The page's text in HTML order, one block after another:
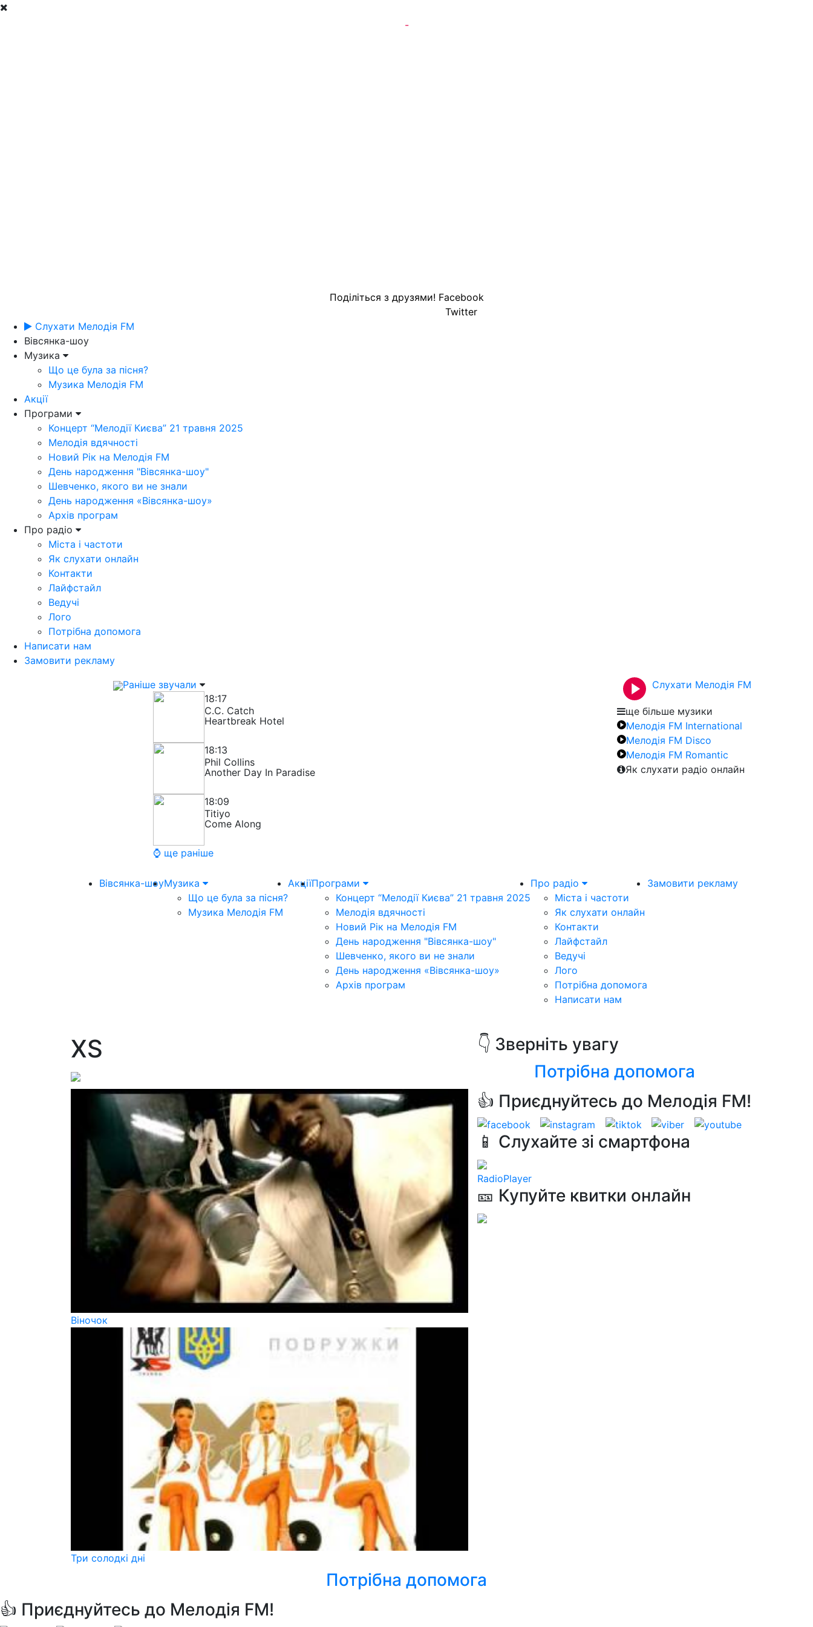
-
Поділіться з друзями! Facebook
Twitter
Слухати Мелодія FM
Вівсянка-шоу
Музика
Що це була за пісня?
Музика Мелодія FM
Акції
Програми
Концерт “Мелодії Києва” 21 травня 2025
Мелодія вдячності
Новий Рік на Мелодія FM
День народження "Вівсянка-шоу"
Шевченко, якого ви не знали
День народження «Вівсянка-шоу»
Архів програм
Про радіо
Міста і частоти
Як слухати онлайн
Контакти
Лайфстайл
Ведучі
Лого
Потрібна допомога
Написати нам
Замовити рекламу
Раніше звучали
18:17
C.C. Catch
Heartbreak Hotel
18:13
Phil Collins
Another Day In Paradise
18:09
Titiyo
Come Along
⌚ ще раніше
Слухати Мелодія FM
ще більше музики
Мелодія FM International
Мелодія FM Disco
Мелодія FM Romantic
Як слухати радіо онлайн
Вівсянка-шоуМузика
Що це була за пісня?
Музика Мелодія FM
АкціїПрограми
Концерт “Мелодії Києва” 21 травня 2025
Мелодія вдячності
Новий Рік на Мелодія FM
День народження "Вівсянка-шоу"
Шевченко, якого ви не знали
День народження «Вівсянка-шоу»
Архів програм
Про радіо
Міста і частоти
Як слухати онлайн
Контакти
Лайфстайл
Ведучі
Лого
Потрібна допомога
Написати нам
Замовити рекламу
XS
Віночок
Три солодкі дні
👇 Зверніть увагу
Потрібна допомога
👍 Приєднуйтесь до Мелодія FM!
📱 Слухайте зі смартфона
RadioPlayer
🎫 Купуйте квитки онлайн
Потрібна допомога
👍 Приєднуйтесь до Мелодія FM!